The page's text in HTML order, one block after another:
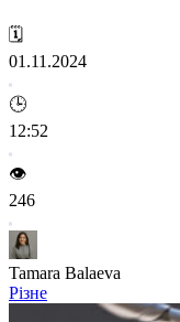
🗓️
01.11.2024
🕒
12:52
👁️
246
Tamara Balaeva
Різне